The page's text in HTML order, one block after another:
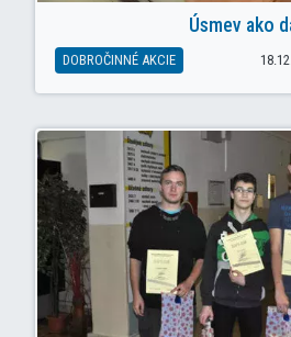
Úsmev ako
DOBROČINNÉ AKCIE